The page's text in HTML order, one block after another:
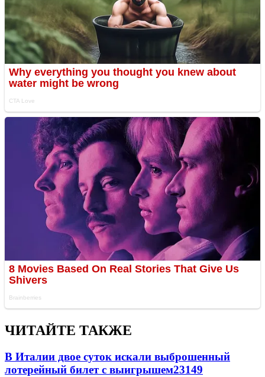
ЧИТАЙТЕ ТАКЖЕ
В Италии двое суток искали выброшенный
лотерейный билет с выигрышем23149